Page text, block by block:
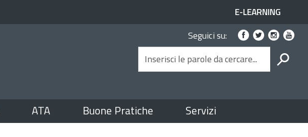
ACCESSO
AI
SERVIZI
SPID
E-LEARNING
social
Seguici su:
ATA Buone Pratiche Servizi